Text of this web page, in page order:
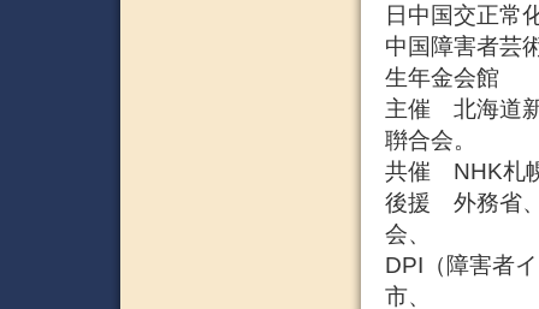
日中国交正常
中国障害者芸
生年金会館
主催 北海道
聨合会。
共催 NHK札
後援 外務省
会、
DPI（障害者
市、